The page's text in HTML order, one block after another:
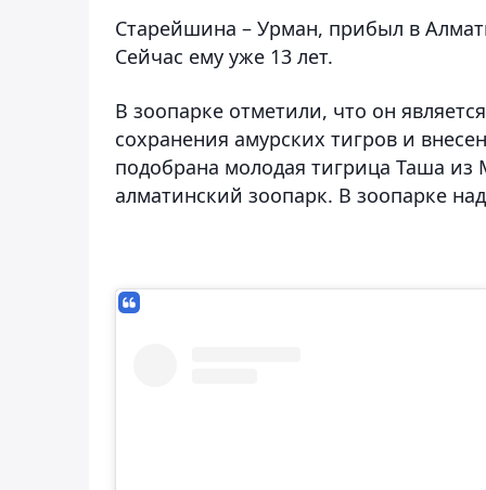
Старейшина – Урман, прибыл в
Сейчас ему уже 13 лет.
В зоопарке отметили, что он
сохранения амурских тигров и
подобрана молодая тигрица Таша
алматинский зоопарк. В зоопарке